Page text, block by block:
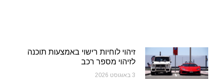
זיהוי לוחיות רישוי באמצעות תוכנה
לזיהוי מספר רכב
3 באוגוסט 2026